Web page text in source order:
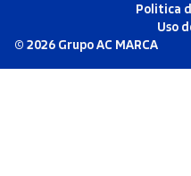
Politica
Uso
© 2026 Grupo AC MARCA